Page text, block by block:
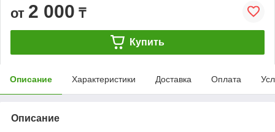
от 2 000 ₸
Купить
Описание Характеристики Доставка Оплата
Описание